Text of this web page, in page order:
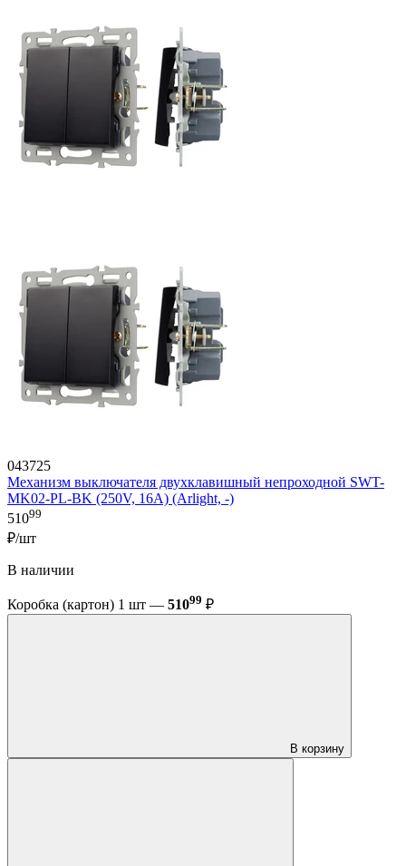
043725
Механизм выключателя двухклавишный непроходной SWT-
MK02-PL-BK (250V, 16A) (Arlight, -)
51099
₽/шт
В наличии
Коробка (картон) 1 шт — 51099 ₽
В корзину